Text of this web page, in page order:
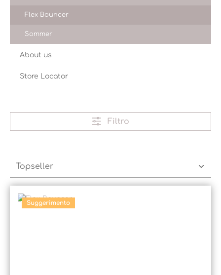
Flex Bouncer
Sommer
About us
Store Locator
Filtro
Suggerimento